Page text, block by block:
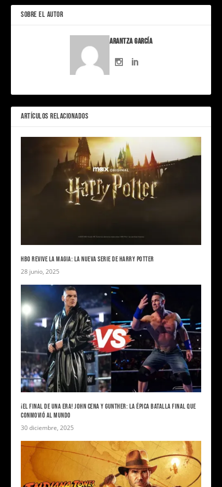
SOBRE EL AUTOR
Arantza García
ARTÍCULOS RELACIONADOS
HBO REVIVE LA MAGIA: LA NUEVA SERIE DE HARRY POTTER
28 junio, 2025
¡EL FINAL DE UNA ERA! JOHN CENA Y GUNTHER: LA ÉPICA BATALLA FINAL QUE
CONMOVIÓ AL MUNDO
30 diciembre, 2025